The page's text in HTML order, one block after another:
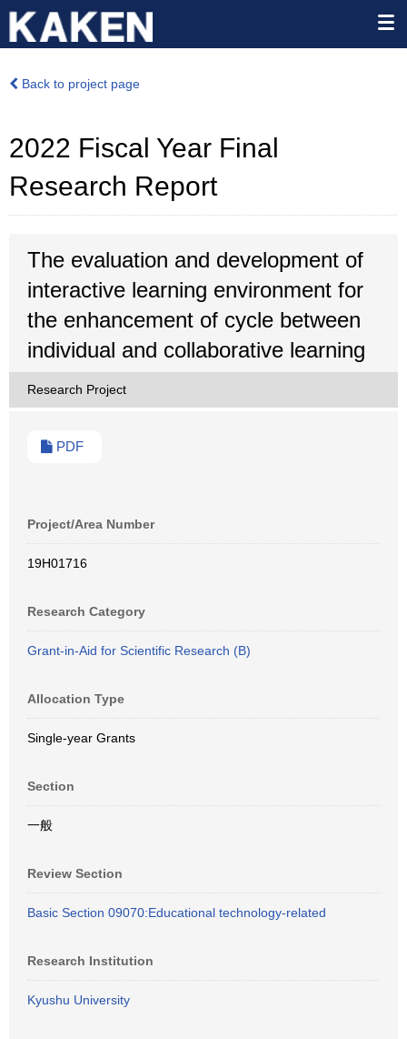
Back to project page
2022 Fiscal Year Final
Research Report
The evaluation and development of
interactive learning environment for
the enhancement of cycle between
individual and collaborative learning
Research Project
PDF
Project/Area Number
19H01716
Research Category
Grant-in-Aid for Scientific Research (B)
Allocation Type
Single-year Grants
Section
一般
Review Section
Basic Section 09070:Educational technology-related
Research Institution
Kyushu University